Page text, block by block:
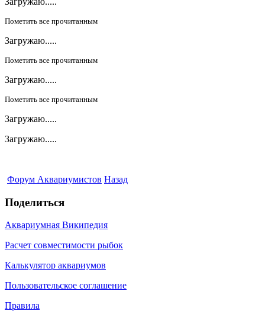
Пометить все прочитанным
Загружаю.....
Пометить все прочитанным
Загружаю.....
Пометить все прочитанным
Загружаю.....
Загружаю.....
Форум Аквариумистов Назад
Поделиться
Аквариумная Википедия
Расчет совместимости рыбок
Калькулятор аквариумов
Пользовательское соглашение
Правила